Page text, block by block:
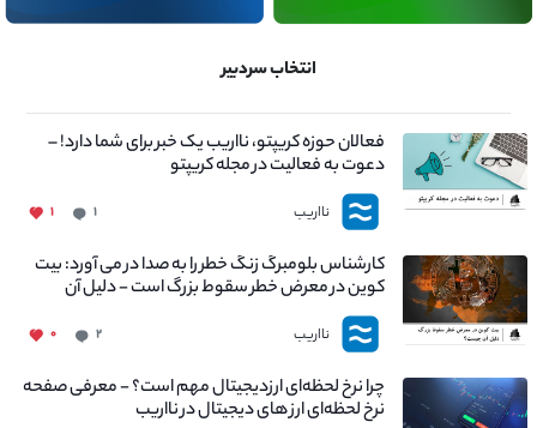
انتخاب سردبیر
فعالان حوزه کریپتو، نااریب یک خبر برای شما دارد! –
دعوت به فعالیت در مجله کریپتو
نااریب ۱ ۱
کارشناس بلومبرگ زنگ خطر را به صدا در می آورد: بیت
کوین در معرض خطر سقوط بزرگ است - دلیل آن
چیست؟
نااریب ۲ ۰
چرا نرخ لحظه‌ای ارزدیجیتال مهم است؟ - معرفی صفحه
نرخ لحظه‌ای ارز های دیجیتال در نااریب